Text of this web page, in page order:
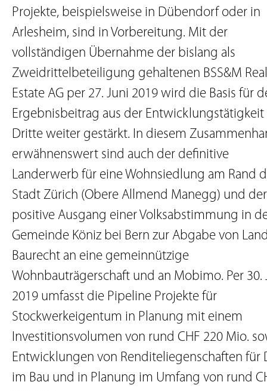
Projekte, beispielsweise in Dübendorf oder in
Arlesheim, sind in Vorbereitung. Mit der
vollständigen Übernahme der bislang als
Zweidrittelbeteiligung gehaltenen BSS&M Real
Estate AG per 27. Juni 2019 wird die Basis für
Ergebnisbeitrag aus der Entwicklungstätigkeit
Dritte weiter gestärkt. In diesem
erwähnenswert sind auch der definitive
Landerwerb für eine Wohnsiedlung am Rand
Stadt Zürich (Obere Allmend Manegg) und der
positive Ausgang einer Volksabstimmung in
Gemeinde Köniz bei Bern zur Abgabe von
Baurecht an eine gemeinnützige
Wohnbauträgerschaft und an Mobimo. Per 30.
2019 umfasst die Pipeline Projekte für
Stockwerkeigentum in Planung mit einem
Investitionsvolumen von rund CHF 220 Mio.
Entwicklungen von Renditeliegenschaften für
im Bau und in Planung im Umfang von rund